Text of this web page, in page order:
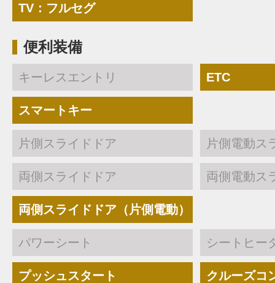
TV：フルセグ
便利装備
キーレスエントリ ETC
スマートキー
片側スライドドア 片側電動ス
両側スライドドア 両側電動ス
両側スライドドア（片側電動）
パワーシート シートヒー
プッシュスタート クルーズコ